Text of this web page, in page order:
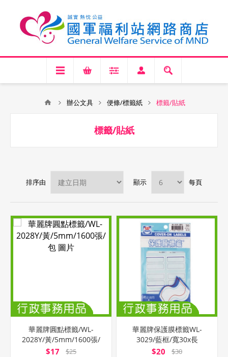
辦公文具 便條/標籤紙 標籤/貼紙
標籤/貼紙
排序由 顯示 每頁
華麗牌圓點標籤/WL-
2028Y/黃/5mm/1600張/
包
$17 $25
華麗牌保護膜標籤WL-
3029/藍框/寬30x長
40mm/60片/包
$20 $30